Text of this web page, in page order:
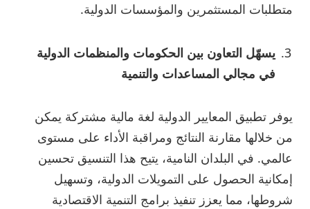
متطلبات المستثمرين والمؤسسات الدولية.
يسهّل التعاون بين الحكومات والمنظمات الدولية
في مجالي المساعدات والتنمية
يوفر تطبيق المعايير الدولية لغة مالية مشتركة يمكن
من خلالها مقارنة النتائج ومراقبة الأداء على مستوى
عالمي. في البلدان النامية، يتيح هذا التنسيق تحسين
إمكانية الحصول على التمويلات الدولية، وتسهيل
شروطها، مما يعزز تنفيذ برامج التنمية الاقتصادية